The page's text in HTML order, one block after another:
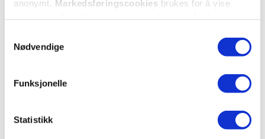
anonymt. Markedsføringscookies brukes for å vise
Nødvendige
Funksjonelle
Statistikk
Var denne anmeldelsen nyttig?
0